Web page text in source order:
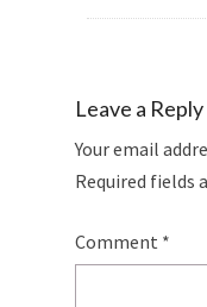
Leave a Reply
Your email
Required fields
Comment *